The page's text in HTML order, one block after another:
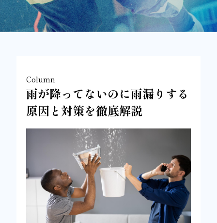
Column
雨が降ってないのに雨漏りする
原因と対策を徹底解説